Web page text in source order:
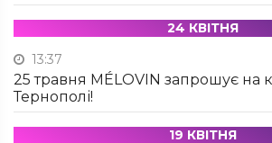
24 КВІТНЯ
13:37
25 травня MÉLOVIN запрошує на
Тернополі!
19 КВІТНЯ